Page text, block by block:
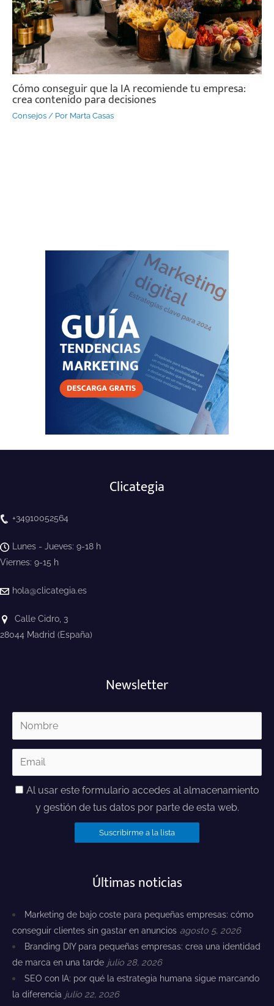
Cómo conseguir que la IA recomiende tu empresa:
crea contenido para decisiones
Consejos / Por Marta Casas
Clicategia
+34910052564
Lunes - Jueves: 9-18 h
Viernes: 9-15 h
hola@clicategia.es
Calle Cidro, 3
28044 Madrid (España)
Newsletter
Al usar este formulario accedes al almacenamiento
y gestión de tus datos por parte de esta web.
Últimas noticias
Marketing de bajo coste para pequeñas empresas: cómo
conseguir clientes sin gastar en anuncios agosto 5, 2026
Branding DIY para pequeñas empresas: crea una identidad
de marca en una tarde julio 28, 2026
SEO con IA: por qué la estrategia humana sigue marcando
la diferencia julio 22, 2026